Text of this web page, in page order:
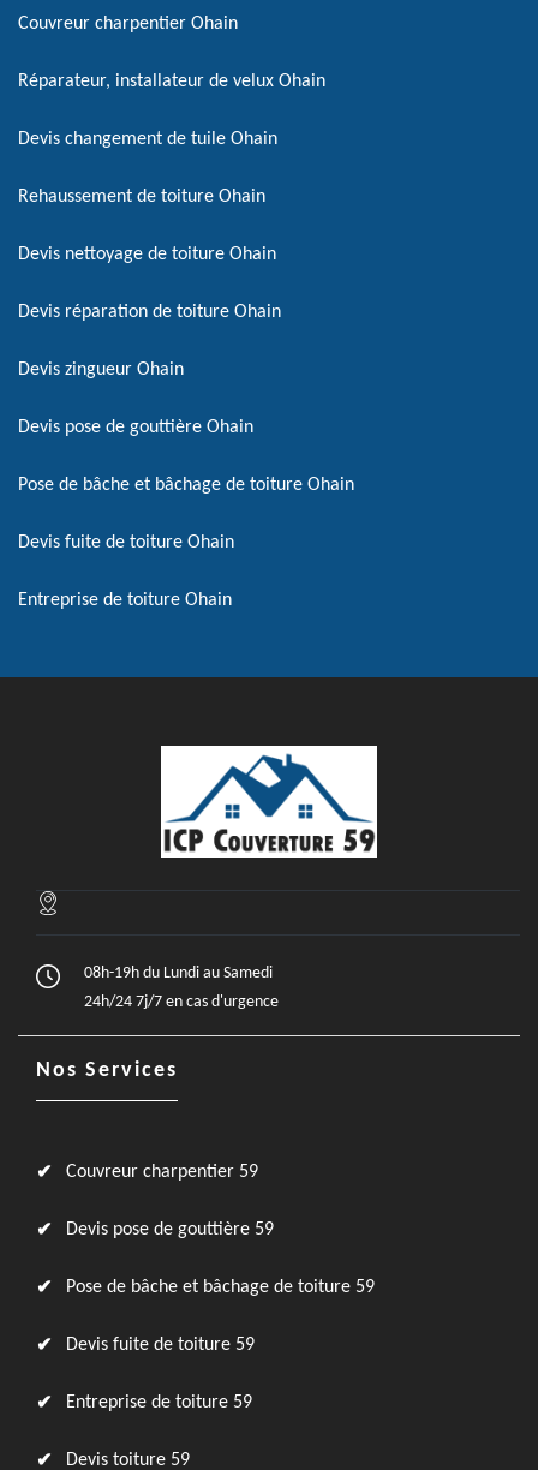
Couvreur charpentier Ohain
Réparateur, installateur de velux Ohain
Devis changement de tuile Ohain
Rehaussement de toiture Ohain
Devis nettoyage de toiture Ohain
Devis réparation de toiture Ohain
Devis zingueur Ohain
Devis pose de gouttière Ohain
Pose de bâche et bâchage de toiture Ohain
Devis fuite de toiture Ohain
Entreprise de toiture Ohain
08h-19h du Lundi au Samedi
24h/24 7j/7 en cas d'urgence
Nos Services
Couvreur charpentier 59
Devis pose de gouttière 59
Pose de bâche et bâchage de toiture 59
Devis fuite de toiture 59
Entreprise de toiture 59
Devis toiture 59